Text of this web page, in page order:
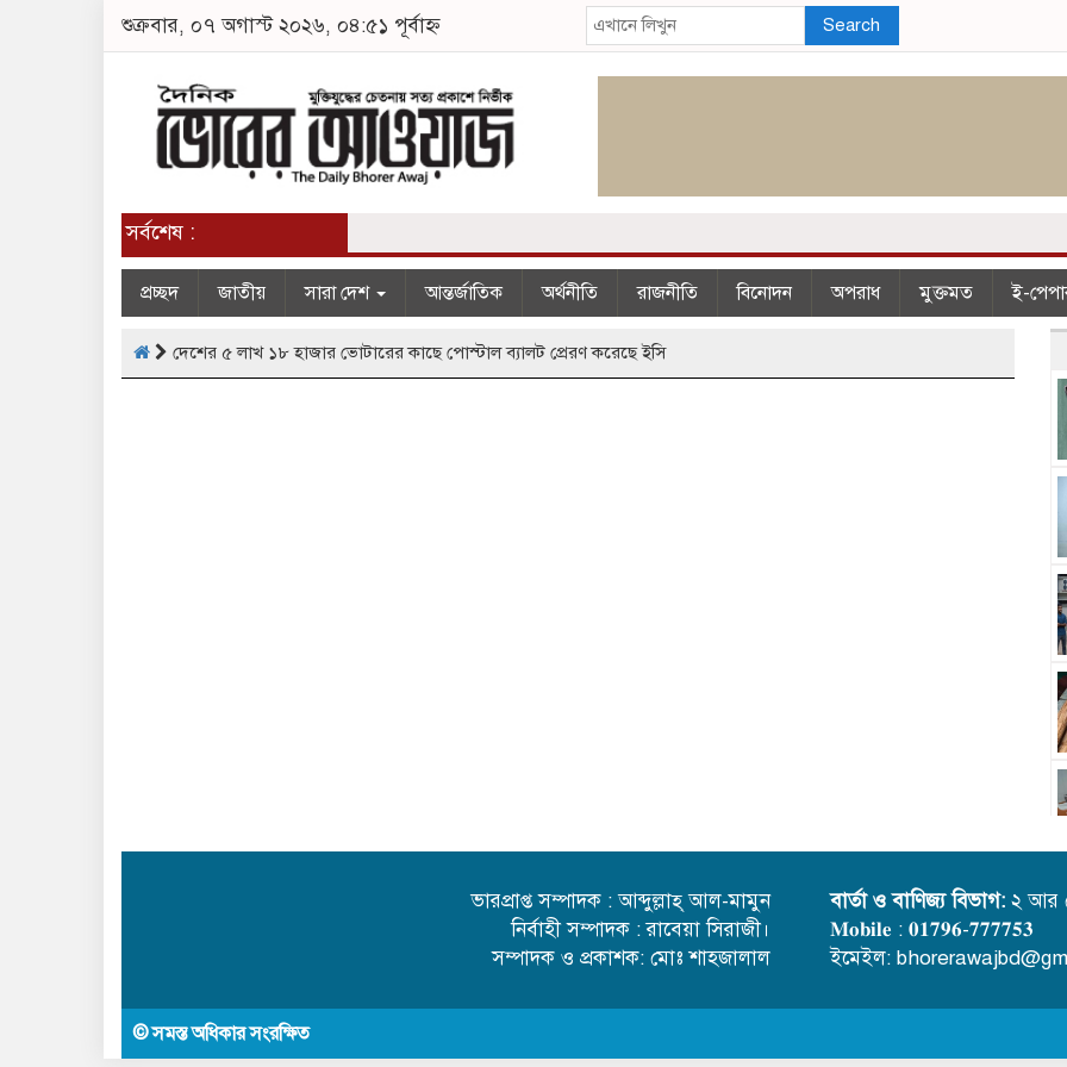
শুক্রবার, ০৭ অগাস্ট ২০২৬, ০৪:৫১ পূর্বাহ্ন Search
সর্বশেষ :
প্রচ্ছদ জাতীয় সারা দেশ আন্তর্জাতিক অর্থনীতি রাজনীতি বিনোদন অপরাধ মুক্তমত ই-
দেশের ৫ লাখ ১৮ হাজার ভোটারের কাছে পোস্টাল ব্যালট প্রেরণ করেছে ইসি
ভারপ্রাপ্ত সম্পাদক : আব্দুল্লাহ্ আল-মামুন
নির্বাহী সম্পাদক : রাবেয়া সিরাজী।
সম্পাদক ও প্রকাশক: মোঃ শাহজালাল
বার্তা ও বাণিজ্য বিভাগ: ২ আর
𝐌𝐨𝐛𝐢𝐥𝐞 : 𝟎𝟏𝟕𝟗𝟔-𝟕𝟕𝟕𝟕𝟓𝟑
ইমেইল:
© সমস্ত অধিকার সংরক্ষিত